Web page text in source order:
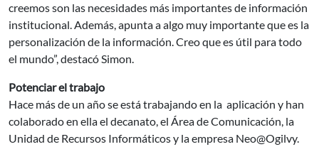
creemos son las necesidades más importantes de información
institucional. Además, apunta a algo muy importante que es la
personalización de la información. Creo que es útil para todo
el mundo”, destacó Simon.
Potenciar el trabajo
Hace más de un año se está trabajando en la aplicación y han
colaborado en ella el decanato, el Área de Comunicación, la
Unidad de Recursos Informáticos y la empresa Neo@Ogilvy.